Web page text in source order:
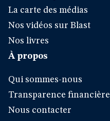
La carte des médias
Nos vidéos sur Blast
Nos livres
À propos
Qui sommes-nous
Transparence financière
Nous contacter